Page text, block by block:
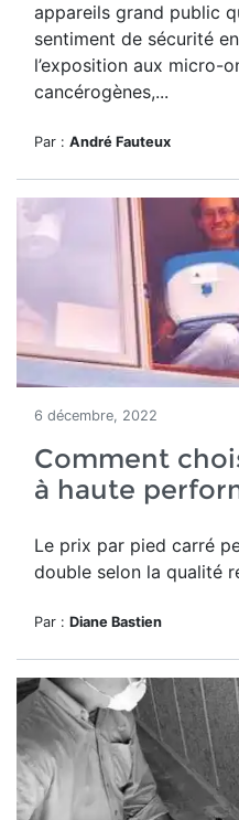
appareils grand public
sentiment de sécurité
l’exposition aux micro-
cancérogènes,...
Par : André Fauteux
6 décembre, 2022
Comment
à haute
Le prix par pied carré
double selon la qualité
Par : Diane Bastien